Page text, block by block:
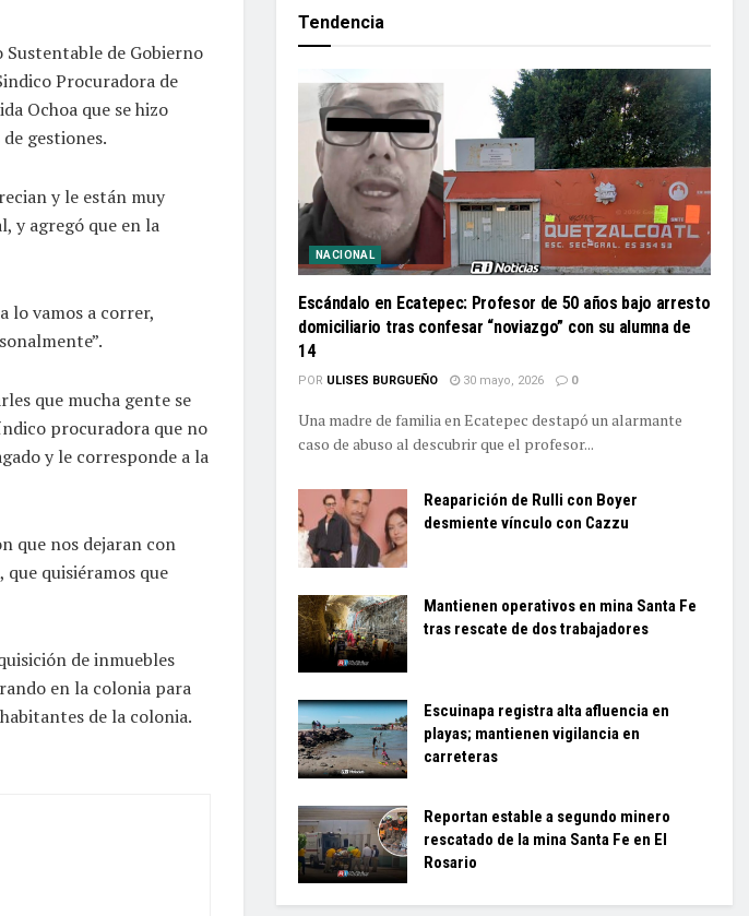
Sustentable de Gobierno
Procuradora de
Ochoa que se hizo
gestiones.
y le están muy
y agregó que en la
lo vamos a correr,
que mucha gente se
procuradora que no
y le corresponde a la
que nos dejaran con
quisiéramos que
de inmuebles
en la colonia para
de la colonia.
Tendencia
NACIONAL
Escándalo en Ecatepec: Profesor de 50 años bajo arresto
domiciliario tras confesar “noviazgo” con su alumna de
14
POR ULISES BURGUEÑO 30 mayo, 2026 0
Una madre de familia en Ecatepec destapó un alarmante
caso de abuso al descubrir que el profesor...
Reaparición de Rulli con Boyer
desmiente vínculo con Cazzu
Mantienen operativos en mina Santa Fe
tras rescate de dos trabajadores
Escuinapa registra alta afluencia en
playas; mantienen vigilancia en
carreteras
Reportan estable a segundo minero
rescatado de la mina Santa Fe en El
Rosario